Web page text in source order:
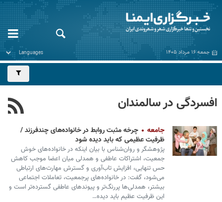
جمعه ۱۶ مرداد ۱۴۰۵
افسردگی در سالمندان
جامعه
چرخه مثبت روابط در خانواده‌های چندفرزند /
ظرفیت عظیمی که باید دیده شود
پژوهشگر و روان‌شناس با بیان اینکه در خانواده‌های خوش
جمعیت، اشتراکات عاطفی و همدلی میان اعضا موجب کاهش
حس تنهایی، افزایش تاب‌آوری و گسترش مهارت‌های ارتباطی
می‌شود، گفت: در خانواده‌های پرجمعیت، تعاملات اجتماعی
بیشتر، همدلی‌ها پررنگ‌تر و پیوندهای عاطفی گسترده‌تر است و
این ظرفیت عظیم باید دیده…